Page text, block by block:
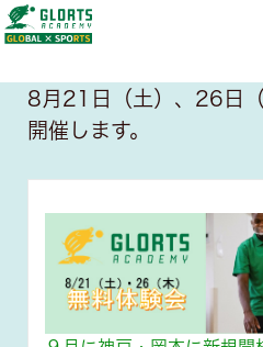
8月21日（土）、26日
開催します。